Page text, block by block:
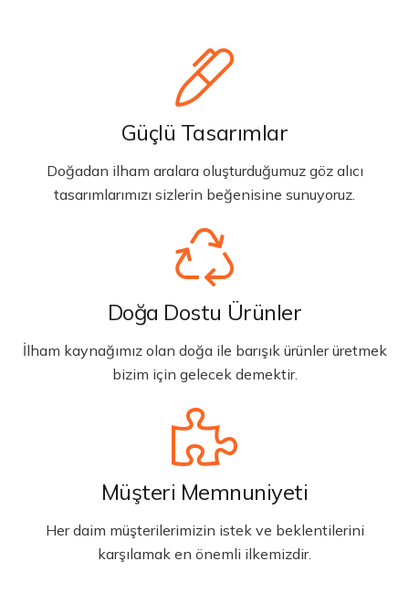
Güçlü Tasarımlar
Doğadan ilham aralara oluşturduğumuz göz alıcı
tasarımlarımızı sizlerin beğenisine sunuyoruz.
Doğa Dostu Ürünler
İlham kaynağımız olan doğa ile barışık ürünler üretmek
bizim için gelecek demektir.
Müşteri Memnuniyeti
Her daim müşterilerimizin istek ve beklentilerini
karşılamak en önemli ilkemizdir.